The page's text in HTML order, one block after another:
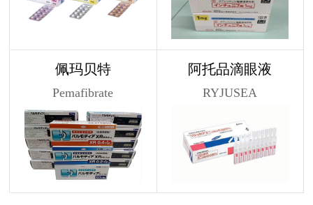
佩玛贝特
Pemafibrate
阿托品滴眼液
RYJUSEA